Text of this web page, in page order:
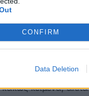
CONFIRM
Data Deletion
και
συζητήσεις,
το πρόσφατο ή
κείμενα,